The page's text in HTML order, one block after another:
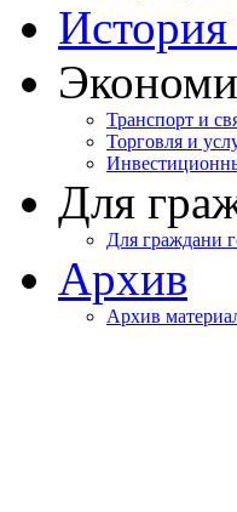
История
Транспорт и
Торговля и
Для
Для граждани
Архив
Архив